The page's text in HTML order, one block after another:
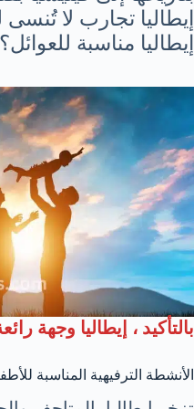
إيطاليا تجارب لا تُنسى
إيطاليا مناسبة
بالتأكيد ، إيطاليا وجهة
الأنشطة الترفيهية المناسبة